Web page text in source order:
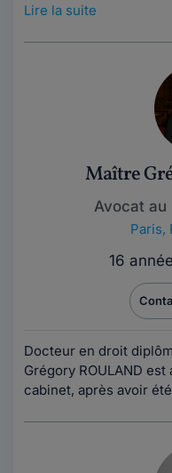
Lire la suite
Maître
Avocat au
Paris,
16
Docteur en droit
Grégory ROULAND
cabinet, après avoir